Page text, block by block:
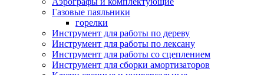
Газовые паяльники
горелки
Инструмент для работы по дереву
Инструмент для работы по лексану
Инструмент для работы со сцеплением
Инструмент для сборки амортизаторов